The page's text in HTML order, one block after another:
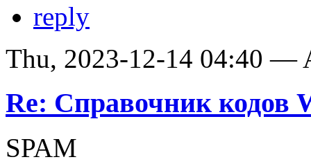
reply
Thu, 2023-12-14 04:40 —
Re: Справочник кодов
SPAM